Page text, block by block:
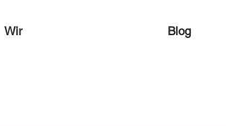
Wir Blog